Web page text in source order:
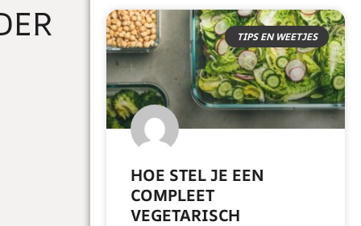
TIPS EN WEETJES
HOE STEL JE EEN
COMPLEET
VEGETARISCH